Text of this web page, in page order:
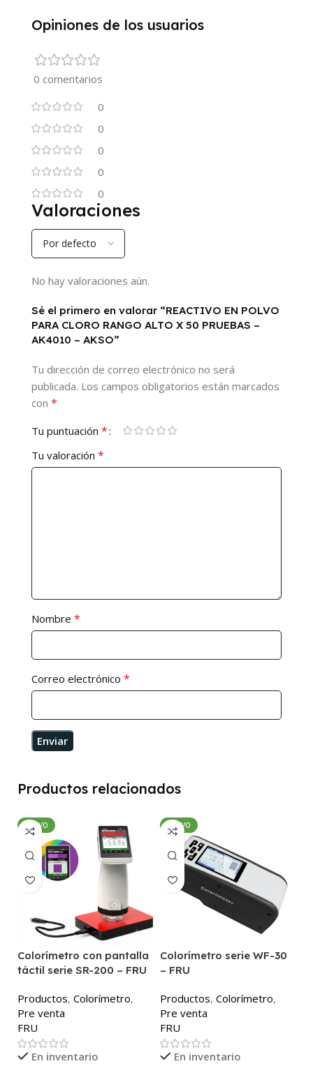
Opiniones de los usuarios
0 comentarios
0
0
0
0
0
Valoraciones
No hay valoraciones aún.
Sé el primero en valorar “REACTIVO EN POLVO
PARA CLORO RANGO ALTO X 50 PRUEBAS –
AK4010 – AKSO”
Tu dirección de correo electrónico no será
publicada. Los campos obligatorios están marcados
con *
Tu puntuación *
Tu valoración *
Nombre *
Correo electrónico *
Productos relacionados
NUEVO
Colorímetro con pantalla
táctil serie SR-200 – FRU
Productos, Colorímetro,
Pre venta
FRU
En inventario
NUEVO
Colorímetro serie WF-30
– FRU
Productos, Colorímetro,
Pre venta
FRU
En inventario